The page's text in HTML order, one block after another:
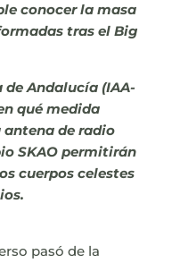
conocer la masa
tras el Big
Andalucía (IAA-
qué medida
de radio
SKAO permitirán
cuerpos celestes
pasó de la